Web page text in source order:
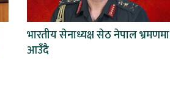
भारतीय सेनाध्यक्ष सेठ नेपाल भ्रमणमा
आउँदै